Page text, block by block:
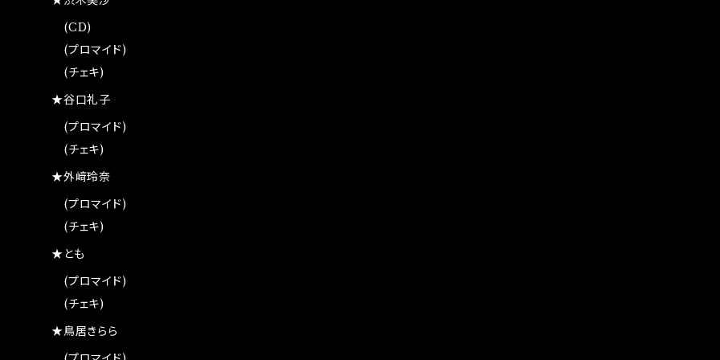
(CD)
(プロマイド)
(チェキ)
★谷口礼子
(プロマイド)
(チェキ)
★外﨑玲奈
(プロマイド)
(チェキ)
★とも
(プロマイド)
(チェキ)
★鳥居きらら